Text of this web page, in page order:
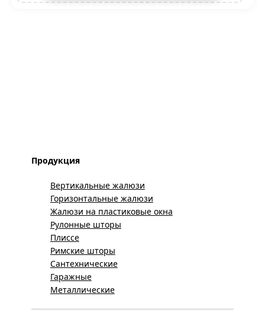
Продукция
Вертикальные жалюзи
Горизонтальные жалюзи
Жалюзи на пластиковые окна
Рулонные шторы
Плиссе
Римские шторы
Сантехнические
Гаражные
Металлические